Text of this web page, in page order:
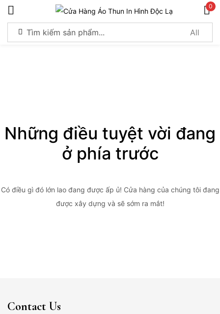
0
Những điều tuyệt vời đang
ở phía trước
Có điều gì đó lớn lao đang được ấp ủ! Cửa hàng của chúng tôi đang
được xây dựng và sẽ sớm ra mắt!
Contact Us
Sign in
Log in